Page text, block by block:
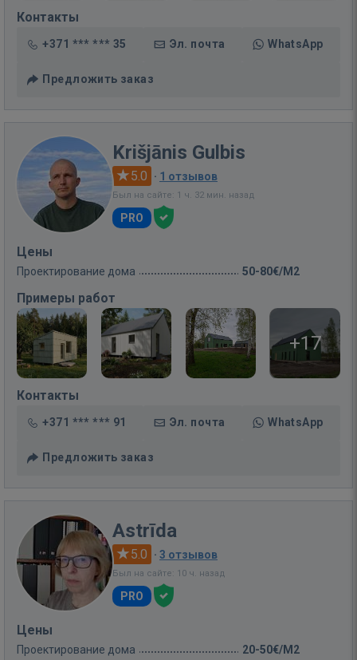
Контакты
+371 *** *** 35 Эл. почта WhatsApp
Предложить заказ
Krišjānis Gulbis
5.0 · 1 отзывов
Был на сайте: 1 ч. 32 мин. назад
PRO
Цены
Проектирование дома 50-80€/M2
Примеры работ
+17
Контакты
+371 *** *** 91 Эл. почта WhatsApp
Предложить заказ
Astrīda
5.0 · 3 отзывов
Был на сайте: 10 ч. назад
PRO
Цены
Проектирование дома 20-50€/M2